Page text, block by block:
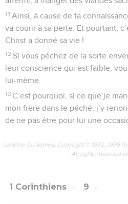
11 Ainsi, à cause de ta
va courir à sa perte. Et pourtant,
Christ a donné sa vie !
12 Si vous péchez de la sorte
leur conscience qui est faible,
lui-même.
13 C’est pourquoi, si ce que je
mon frère dans le péché, j’y
de ne pas être pour lui une
La Bible Du Semeur Copyright © 1992, 1999
All rights reserved
1 Corinthiens 9